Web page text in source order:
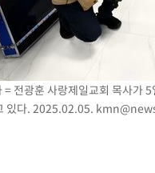
전광훈 사랑제일교회 목사가
있다. 2025.02.05.